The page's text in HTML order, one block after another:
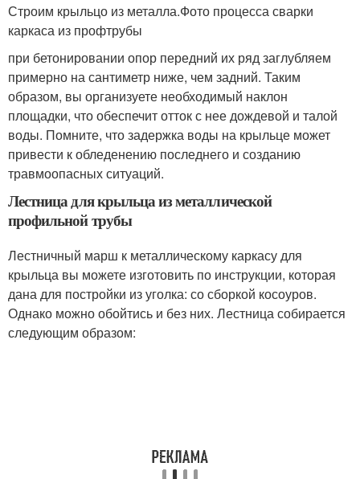
Строим крыльцо из металла.Фото процесса сварки
каркаса из профтрубы
при бетонировании опор передний их ряд заглубляем
примерно на сантиметр ниже, чем задний. Таким
образом, вы организуете необходимый наклон
площадки, что обеспечит отток с нее дождевой и талой
воды. Помните, что задержка воды на крыльце может
привести к обледенению последнего и созданию
травмоопасных ситуаций.
Лестница для крыльца из металлической
профильной трубы
Лестничный марш к металлическому каркасу для
крыльца вы можете изготовить по инструкции, которая
дана для постройки из уголка: со сборкой косоуров.
Однако можно обойтись и без них. Лестница собирается
следующим образом: